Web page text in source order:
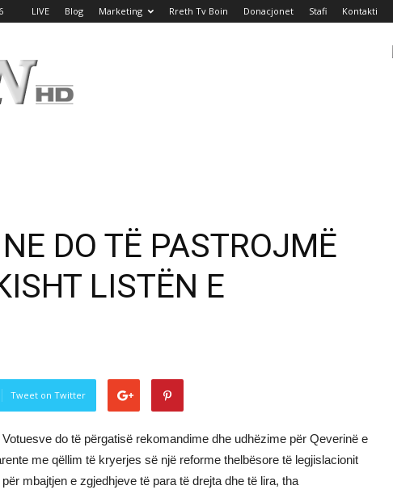
LIVE Blog Marketing Rreth Tv Boin Donacjonet Stafi Kontakti
DO TË PASTROJMË
LISTËN E
Tweet on Twitter
do të përgatisë rekomandime dhe udhëzime për Qeverinë e
me qëllim të kryerjes së një reforme thelbësore të legjislacionit
mbajtjen e zgjedhjeve të para të drejta dhe të lira, tha